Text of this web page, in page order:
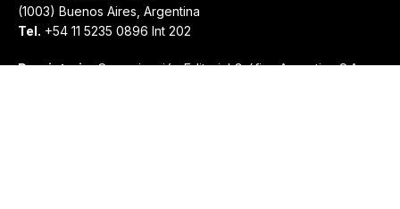
(1003) Buenos Aires, Argentina
Tel. +54 11 5235 0896 Int 202
Propietario:Comunicación Editorial Gráfica Argentina S.A.